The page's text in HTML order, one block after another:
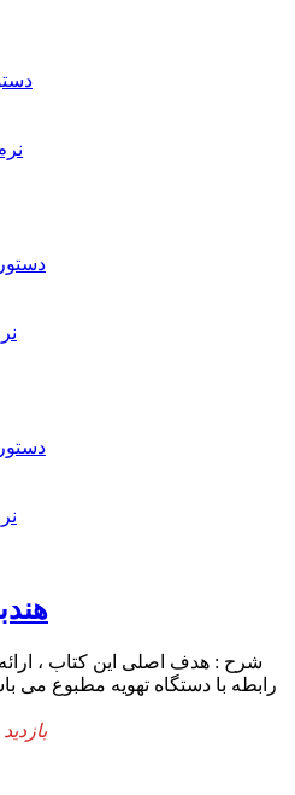
رابطه با دستگاه تهویه مطبوع می
965 بازدید